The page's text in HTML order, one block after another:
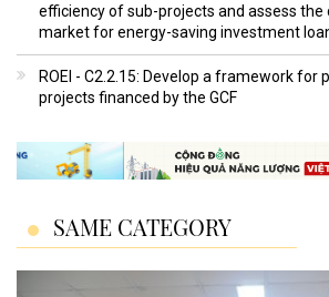
efficiency of sub-projects and assess
market for energy-saving investment
ROEI - C2.2.15: Develop a framework for
projects financed by the GCF
SAME CATEGORY